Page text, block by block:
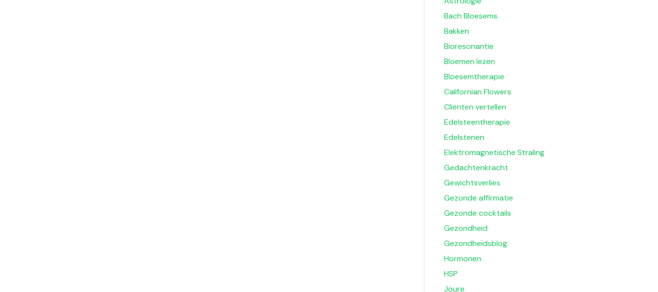
Bach Bloesems
Bakken
Bioresonantie
Bloemen lezen
Bloesemtherapie
Californian Flowers
Cliënten vertellen
Edelsteentherapie
Edelstenen
Elektromagnetische Straling
Gedachtenkracht
Gewichtsverlies
Gezonde affirmatie
Gezonde cocktails
Gezondheid
Gezondheidsblog
Hormonen
HSP
Joure